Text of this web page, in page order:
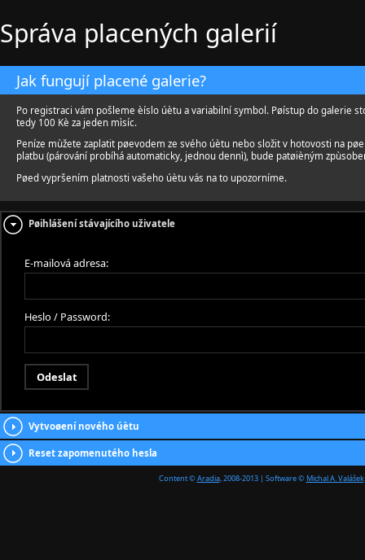
Správa placených galerií
Jak fungují placené galerie?
Po registraci vám pošleme èíslo úètu a variabilní symbol. Pøístup do galerie
tedy 100 Kè za jeden mìsíc.
Peníze mùžete zaplatit pøevodem ze svého úètu nebo složit v hotovosti na
platbu (párování probíhá automaticky, jednou dennì), bude patøièným
Pøed vypršením platnosti vašeho úètu vás na to upozorníme.
Pøihlášení stávajícího uživatele
E-mailová adresa:
Heslo / Password:
Vytvoøení nového úètu
Reset zapomenutého hesla
Content ©Aradia, 2008-2013 | Software ©Michal A. Valášek